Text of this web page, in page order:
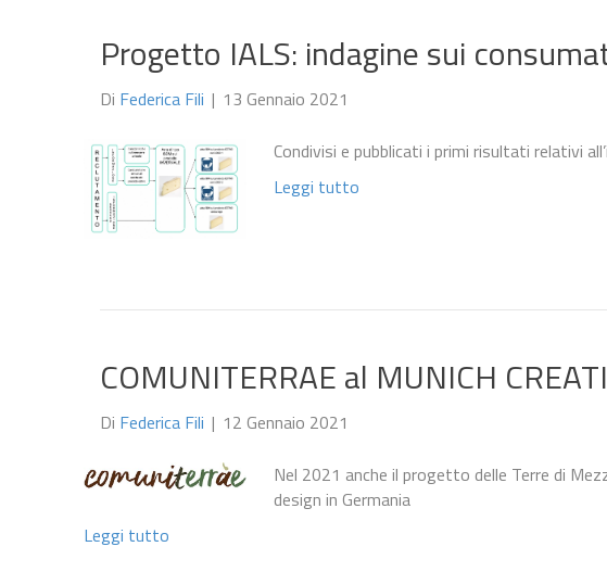
Progetto IALS: indagine sui
Di Federica Fili | 13 Gennaio 2021
Condivisi e pubblicati i primi risultati relativi
Leggi tutto
COMUNITERRAE al MUNICH
Di Federica Fili | 12 Gennaio 2021
Nel 2021 anche il progetto delle Terre di
design in Germania
Leggi tutto